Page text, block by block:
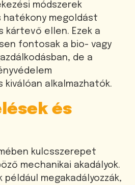
módszerek
hatékony megoldást
kártevő ellen. Ezek a
fontosak a bio- vagy
de a
alkalmazhatók.
és
kulcsszerepet
mechanikai akadályok.
például megakadályozzák,